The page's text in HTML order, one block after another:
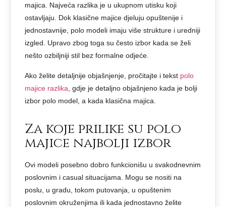
majica. Najveća razlika je u ukupnom utisku koji
ostavljaju. Dok klasične majice djeluju opuštenije i
jednostavnije, polo modeli imaju više strukture i uredniji
izgled. Upravo zbog toga su često izbor kada se želi
nešto ozbiljniji stil bez formalne odjeće.
Ako želite detaljnije objašnjenje, pročitajte i tekst polo
majice razlika , gdje je detaljno objašnjeno kada je bolji
izbor polo model, a kada klasična majica.
Za koje prilike su polo
majice najbolji izbor
Ovi modeli posebno dobro funkcionišu u svakodnevnim
poslovnim i casual situacijama. Mogu se nositi na
poslu, u gradu, tokom putovanja, u opuštenim
poslovnim okruženjima ili kada jednostavno želite